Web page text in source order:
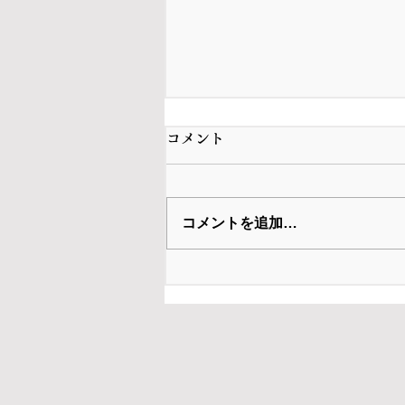
コメント
コメントを追加…